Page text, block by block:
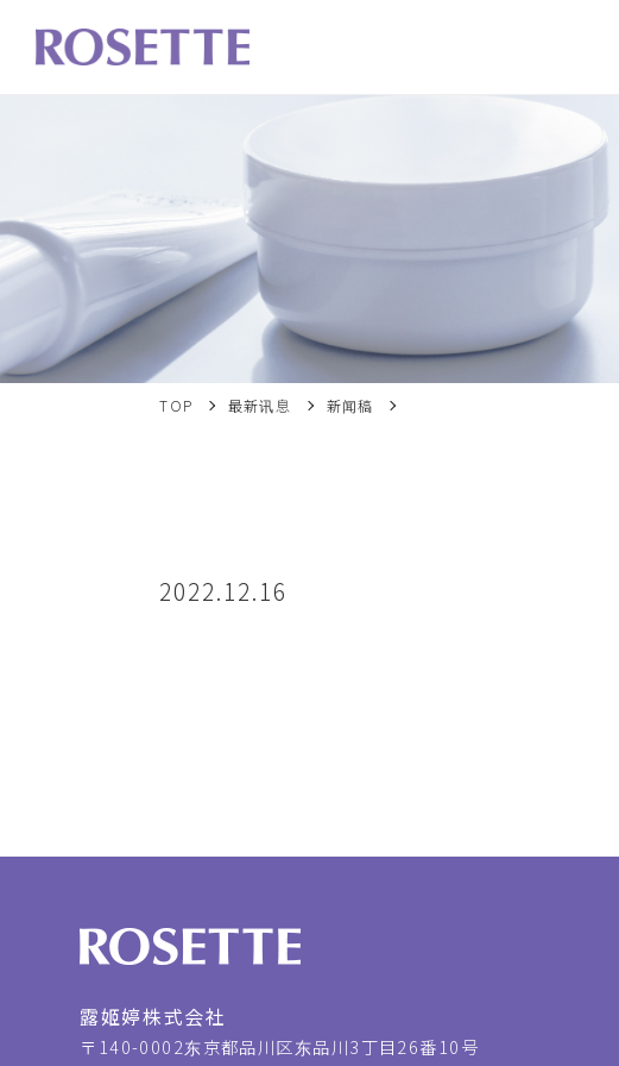
TOP 最新讯息 新闻稿
2022.12.16
露姬婷株式会社
〒140-0002东京都品川区东品川3丁目26番10号